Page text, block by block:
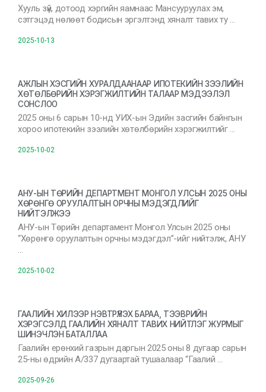
Хууль зүй, дотоод хэргийн яамнаас Мансууруулах эм,
сэтгэцэд нөлөөт бодисын эргэлтэнд хяналт тавих ту …
2025-10-13
АЖЛЫН ХЭСГИЙН ХУРАЛДААНААР ИПОТЕКИЙН ЗЭЭЛИЙН
ХӨТӨЛБӨРИЙН ХЭРЭГЖИЛТИЙН ТАЛААР МЭДЭЭЛЭЛ
СОНСЛОО
2025 оны 6 сарын 10-нд УИХ-ын Эдийн засгийн байнгын
хороо ипотекийн зээлийн хөтөлбөрийн хэрэгжилтийг …
2025-10-02
АНУ-ЫН ТӨРИЙН ДЕПАРТМЕНТ МОНГОЛ УЛСЫН 2025 ОНЫ
ХӨРӨНГӨ ОРУУЛАЛТЫН ОРЧНЫ МЭДЭГДЛИЙГ
НИЙТЭЛЖЭЭ
АНУ-ын Төрийн департамент Монгол Улсын 2025 оны
“Хөрөнгө оруулалтын орчны мэдэгдэл”-ийг нийтэлж, АНУ
…
2025-10-02
ГААЛИЙН ХИЛЭЭР НЭВТРҮҮЛЭХ БАРАА, ТЭЭВРИЙН
ХЭРЭГСЭЛД ГААЛИЙН ХЯНАЛТ ТАВИХ НИЙТЛЭГ ЖУРМЫГ
ШИНЭЧЛЭН БАТАЛЛАА
Гаалийн ерөнхий газрын даргын 2025 оны 8 дугаар сарын
25-ны өдрийн А/337 дугаартай тушаалаар “Гаалий …
2025-09-26